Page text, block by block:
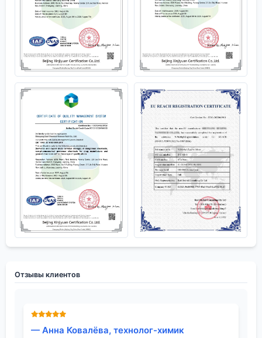
Отзывы клиентов
— Анна Ковалёва, технолог-химик